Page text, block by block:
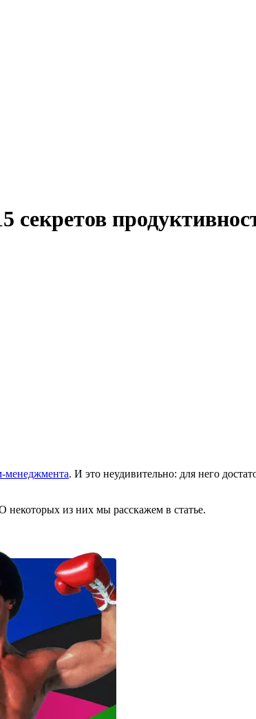
секретов
менеджмента. И это неудивительно: для него
некоторых из них мы расскажем в статье.